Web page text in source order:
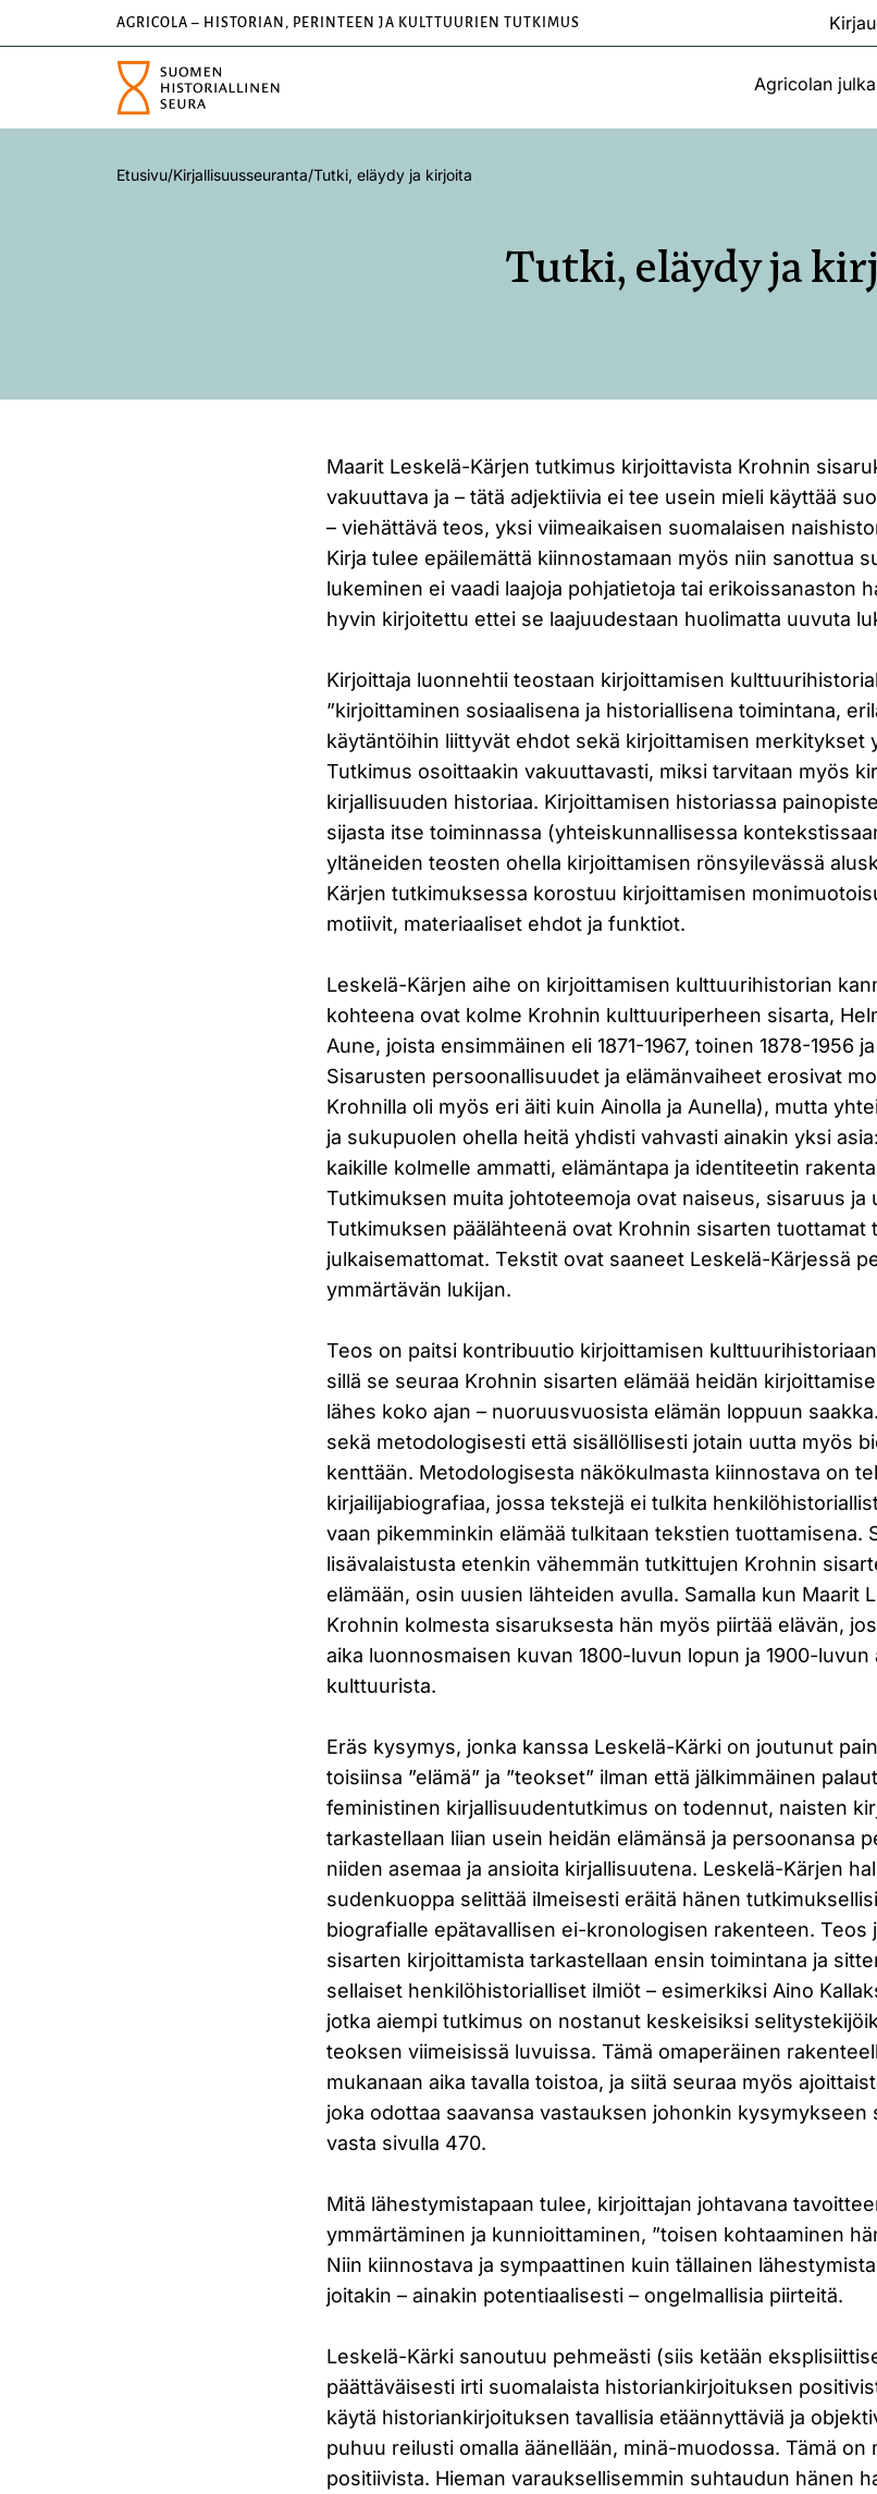
AGRICOLA – HISTORIAN, PERINTEEN JA KULTTUURIEN TUTKIMUS
Agricolan
Etusivu/Kirjallisuusseuranta/Tutki, eläydy ja kirjoita
Tutki, eläydy ja
Maarit Leskelä-Kärjen tutkimus kirjoittavista Krohnin
vakuuttava ja – tätä adjektiivia ei tee usein mieli käyttää
– viehättävä teos, yksi viimeaikaisen suomalaisen
Kirja tulee epäilemättä kiinnostamaan myös niin sanottua
lukeminen ei vaadi laajoja pohjatietoja tai erikoissanaston
hyvin kirjoitettu ettei se laajuudestaan huolimatta uuvuta
Kirjoittaja luonnehtii teostaan kirjoittamisen
”kirjoittaminen sosiaalisena ja historiallisena toimintana,
käytäntöihin liittyvät ehdot sekä kirjoittamisen merkitykset
Tutkimus osoittaakin vakuuttavasti, miksi tarvitaan myös
kirjallisuuden historiaa. Kirjoittamisen historiassa
sijasta itse toiminnassa (yhteiskunnallisessa
yltäneiden teosten ohella kirjoittamisen rönsyilevässä
Kärjen tutkimuksessa korostuu kirjoittamisen
motiivit, materiaaliset ehdot ja funktiot.
Leskelä-Kärjen aihe on kirjoittamisen kulttuurihistorian
kohteena ovat kolme Krohnin kulttuuriperheen sisarta,
Aune, joista ensimmäinen eli 1871-1967, toinen 1878-1956
Sisarusten persoonallisuudet ja elämänvaiheet erosivat
Krohnilla oli myös eri äiti kuin Ainolla ja Aunella), mutta
ja sukupuolen ohella heitä yhdisti vahvasti ainakin yksi
kaikille kolmelle ammatti, elämäntapa ja identiteetin
Tutkimuksen muita johtoteemoja ovat naiseus, sisaruus ja
Tutkimuksen päälähteenä ovat Krohnin sisarten tuottamat
julkaisemattomat. Tekstit ovat saaneet Leskelä-Kärjessä
ymmärtävän lukijan.
Teos on paitsi kontribuutio kirjoittamisen
sillä se seuraa Krohnin sisarten elämää heidän
lähes koko ajan – nuoruusvuosista elämän loppuun
sekä metodologisesti että sisällöllisesti jotain uutta myös
kenttään. Metodologisesta näkökulmasta kiinnostava on
kirjailijabiografiaa, jossa tekstejä ei tulkita
vaan pikemminkin elämää tulkitaan tekstien tuottamisena.
lisävalaistusta etenkin vähemmän tutkittujen Krohnin
elämään, osin uusien lähteiden avulla. Samalla kun Maarit
Krohnin kolmesta sisaruksesta hän myös piirtää elävän,
aika luonnosmaisen kuvan 1800-luvun lopun ja 1900-
kulttuurista.
Eräs kysymys, jonka kanssa Leskelä-Kärki on joutunut
toisiinsa ”elämä” ja ”teokset” ilman että jälkimmäinen
feministinen kirjallisuudentutkimus on todennut, naisten
tarkastellaan liian usein heidän elämänsä ja persoonansa
niiden asemaa ja ansioita kirjallisuutena. Leskelä-Kärjen
sudenkuoppa selittää ilmeisesti eräitä hänen
biografialle epätavallisen ei-kronologisen rakenteen. Teos
sisarten kirjoittamista tarkastellaan ensin toimintana ja
sellaiset henkilöhistorialliset ilmiöt – esimerkiksi Aino
jotka aiempi tutkimus on nostanut keskeisiksi
teoksen viimeisissä luvuissa. Tämä omaperäinen
mukanaan aika tavalla toistoa, ja siitä seuraa myös
joka odottaa saavansa vastauksen johonkin kysymykseen
vasta sivulla 470.
Mitä lähestymistapaan tulee, kirjoittajan johtavana
ymmärtäminen ja kunnioittaminen, ”toisen kohtaaminen
Niin kiinnostava ja sympaattinen kuin tällainen
joitakin – ainakin potentiaalisesti – ongelmallisia piirteitä.
Leskelä-Kärki sanoutuu pehmeästi (siis ketään
päättäväisesti irti suomalaista historiankirjoituksen
käytä historiankirjoituksen tavallisia etäännyttäviä ja
puhuu reilusti omalla äänellään, minä-muodossa. Tämä on
positiivista. Hieman varauksellisemmin suhtaudun hänen